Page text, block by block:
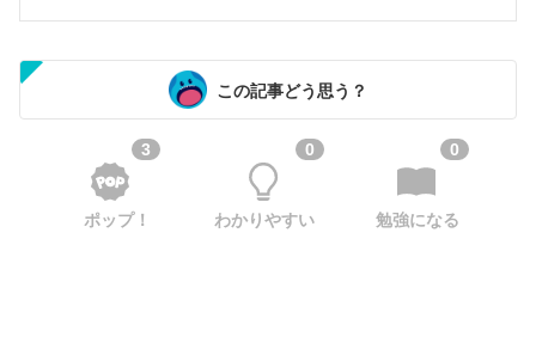
この記事どう思う？
3
ポップ！
0
わかりやすい
0
勉強になる